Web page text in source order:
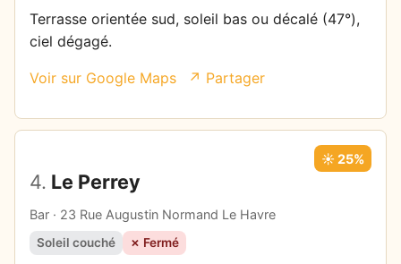
Terrasse orientée sud, soleil bas ou décalé (47°),
ciel dégagé.
Voir sur Google Maps ↗ Partager
4. Le Perrey
Bar · 23 Rue Augustin Normand Le Havre
☀️ 25%
Soleil couché ✗ Fermé